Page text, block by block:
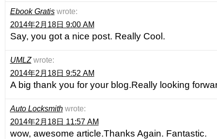
Ebook Gratis wrote:
2014年2月18日 9:00 AM
Say, you got a nice post. Really Cool.
UMLZ wrote:
2014年2月18日 9:52 AM
A big thank you for your blog.Really looking
Auto Locksmith wrote:
2014年2月18日 11:57 AM
wow, awesome article.Thanks Again. Fantastic.